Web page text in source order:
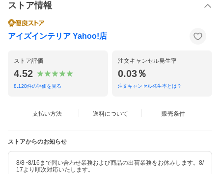
ストア情報
アイズインテリア Yahoo!店
ストア評価
4.52
8,128件の評価を見る
注文キャンセル発生率
0.03％
注文キャンセル発生率とは？
支払い方法 送料について 販売条件
ストアからのお知らせ
8/8~8/16まで問い合わせ業務および商品の出荷業務をお休みします。8/
17より順次対応いたします。